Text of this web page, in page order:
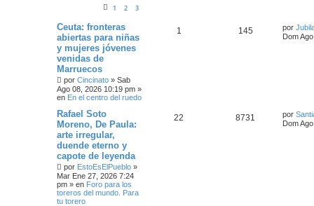
1 2 3
Ceuta: fronteras
abiertas para niñas
y mujeres jóvenes
venidas de
Marruecos
por Cincinato » Sab
Ago 08, 2026 10:19 pm »
en En el centro del ruedo
1 145 por
Dom
Rafael Soto
Moreno, De Paula:
arte irregular,
duende eterno y
capote de leyenda
por EstoEsElPueblo »
Mar Ene 27, 2026 7:24
pm » en Foro para los
toreros del mundo. Para
tu torero
22 8731 por
Dom